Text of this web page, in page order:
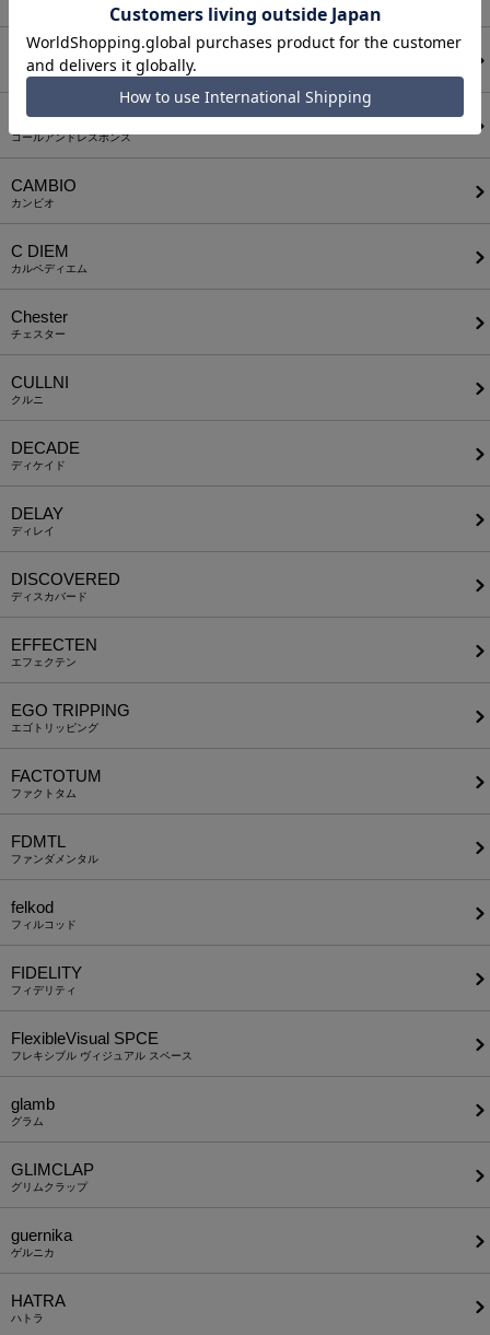
BODYSONG.
ボディソング
CALL&RESPONSE
コールアンドレスポンス
CAMBIO
カンビオ
C DIEM
カルペディエム
Chester
チェスター
CULLNI
クルニ
DECADE
ディケイド
DELAY
ディレイ
DISCOVERED
ディスカバード
EFFECTEN
エフェクテン
EGO TRIPPING
エゴトリッピング
FACTOTUM
ファクトタム
FDMTL
ファンダメンタル
felkod
フィルコッド
FIDELITY
フィデリティ
FlexibleVisual SPCE
フレキシブル ヴィジュアル スペース
glamb
グラム
GLIMCLAP
グリムクラップ
guernika
ゲルニカ
HATRA
ハトラ